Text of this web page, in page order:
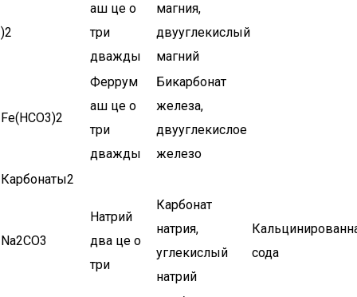
)2
аш це о
три
дважды
магния,
двууглекислый
магний
Fe(HCO3)2
Феррум
аш це о
три
дважды
Бикарбонат
железа,
двууглекислое
железо
Карбонаты2
Na2CO3
Натрий
два це о
три
Карбонат
натрия,
углекислый
натрий
сода